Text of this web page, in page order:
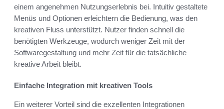
einem angenehmen Nutzungserlebnis bei. Intuitiv gestaltete
Menüs und Optionen erleichtern die Bedienung, was den
kreativen Fluss unterstützt. Nutzer finden schnell die
benötigten Werkzeuge, wodurch weniger Zeit mit der
Softwaregestaltung und mehr Zeit für die tatsächliche
kreative Arbeit bleibt.
Einfache Integration mit kreativen Tools
Ein weiterer Vorteil sind die exzellenten Integrationen